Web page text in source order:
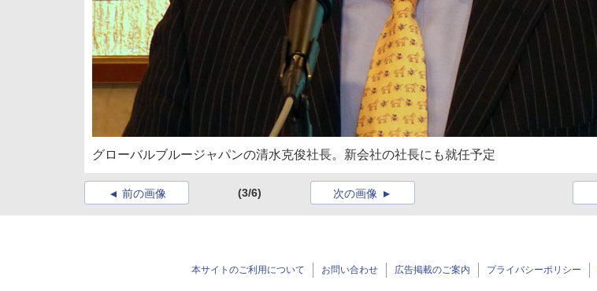
グローバルブルージャパンの清水克俊社長。新会社の社長にも就任予定
前の画像 (3/6) 次の画像
本サイトのご利用について お問い合わせ 広告掲載のご案内 プライバシーポリシー